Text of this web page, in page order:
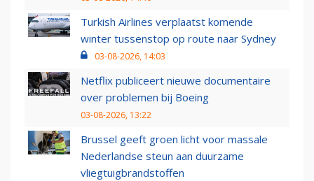
Turkish Airlines verplaatst komende
winter tussenstop op route naar Sydney
03-08-2026, 14:03
Netflix publiceert nieuwe documentaire
over problemen bij Boeing
03-08-2026, 13:22
Brussel geeft groen licht voor massale
Nederlandse steun aan duurzame
vliegtuigbrandstoffen